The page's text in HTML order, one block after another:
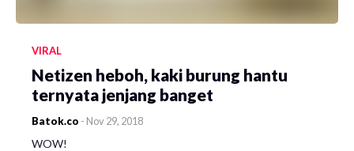
VIRAL
Netizen heboh, kaki burung hantu
ternyata jenjang banget
Batok.co - Nov 29, 2018
WOW!